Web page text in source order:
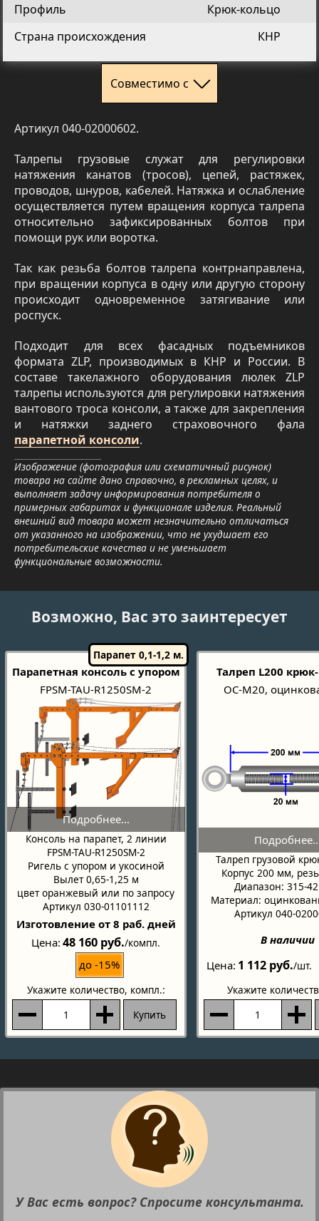
Профиль
Крюк-кольцо
Страна происхождения
КНР
Совместимо с
Артикул 040-02000602.
Талрепы грузовые служат для регулировки
натяжения канатов (тросов), цепей, растяжек,
проводов, шнуров, кабелей. Натяжка и ослабление
осуществляется путем вращения корпуса талрепа
относительно зафиксированных болтов при
помощи рук или воротка.
Так как резьба болтов талрепа контрнаправлена,
при вращении корпуса в одну или другую сторону
происходит одновременное затягивание или
роспуск.
Подходит для всех фасадных подъемников
формата ZLP, производимых в КНР и России. В
составе такелажного оборудования люлек ZLP
талрепы используются для регулировки натяжения
вантового троса консоли, а также для закрепления
и натяжки заднего страховочного фала
парапетной консоли.
Изображение (фотография или схематичный рисунок)
товара на сайте дано справочно, в рекламных целях, и
выполняет задачу информирования потребителя о
примерных габаритах и функционале изделия. Реальный
внешний вид товара может незначительно отличаться
от указанного на изображении, что не ухудшает его
потребительские качества и не уменьшает
функциональные возможности.
Возможно, Вас это заинтересует
Парапетная консоль с упором
FPSM-TAU-R1250SM-2
Консоль на парапет, 2 линии
FPSM-TAU-R1250SM-2
Ригель с упором и укосиной
Вылет 0,65-1,25 м
цвет оранжевый или по запросу
Артикул 030-01101112
Изготовление от 8 раб. дней
Цена 48 160 руб./компл.
до -15%
Укажите количество, компл.:
Купить
Талреп L200
OC-M20,
Талреп грузовой
Корпус 200 мм,
Диапазон: 315-
Материал:
Артикул 040-
В наличии
Цена 1 112 руб./шт.
Укажите
У Вас есть вопрос? Спросите консультанта.